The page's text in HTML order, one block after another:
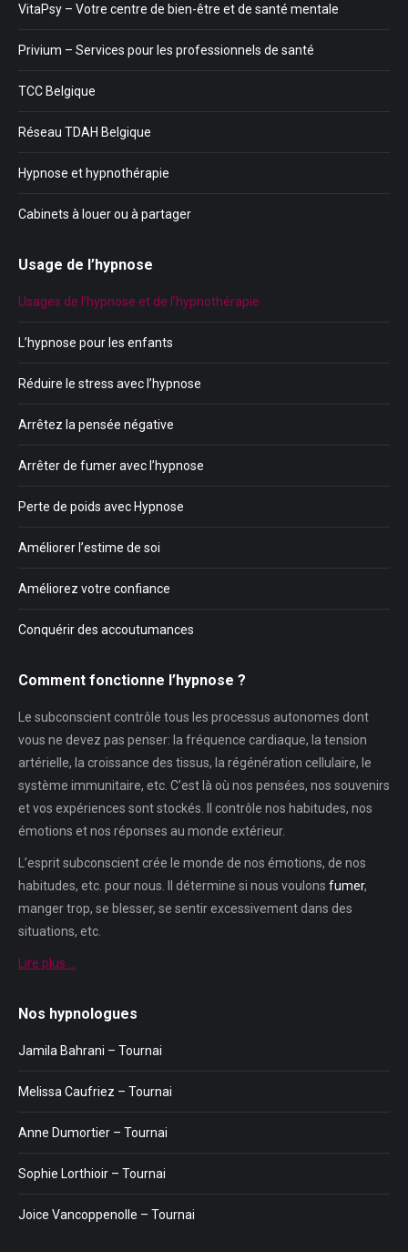
VitaPsy – Votre centre de bien-être et de santé mentale
Privium – Services pour les professionnels de santé
TCC Belgique
Réseau TDAH Belgique
Hypnose et hypnothérapie
Cabinets à louer ou à partager
Usage de l’hypnose
Usages de l’hypnose et de l’hypnothérapie
L’hypnose pour les enfants
Réduire le stress avec l’hypnose
Arrêtez la pensée négative
Arrêter de fumer avec l’hypnose
Perte de poids avec Hypnose
Améliorer l’estime de soi
Améliorez votre confiance
Conquérir des accoutumances
Comment fonctionne l’hypnose ?
Le subconscient contrôle tous les processus autonomes dont
vous ne devez pas penser: la fréquence cardiaque, la tension
artérielle, la croissance des tissus, la régénération cellulaire, le
système immunitaire, etc. C’est là où nos pensées, nos souvenirs
et vos expériences sont stockés. Il contrôle nos habitudes, nos
émotions et nos réponses au monde extérieur.
L’esprit subconscient crée le monde de nos émotions, de nos
habitudes, etc. pour nous. Il détermine si nous voulons fumer,
manger trop, se blesser, se sentir excessivement dans des
situations, etc.
Lire plus …
Nos hypnologues
Jamila Bahrani – Tournai
Melissa Caufriez – Tournai
Anne Dumortier – Tournai
Sophie Lorthioir – Tournai
Joice Vancoppenolle – Tournai